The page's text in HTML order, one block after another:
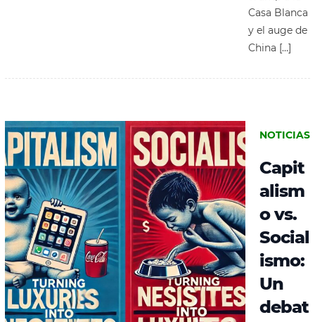
Casa Blanca
y el auge de
China […]
NOTICIAS
Capit
alism
o vs.
Social
ismo:
Un
debat